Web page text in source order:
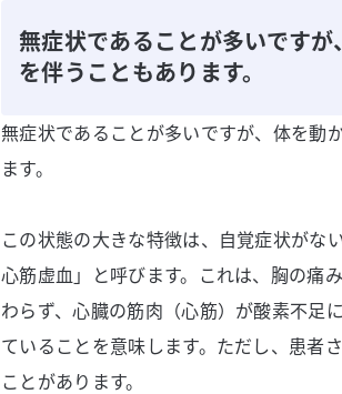
無症状であることが多いです
を伴うこともあります。
無症状であることが多いですが、体を動
ます。
この状態の大きな特徴は、自覚症状がな
心筋虚血」と呼びます。これは、胸の痛
わらず、心臓の筋肉（心筋）が酸素不足
ていることを意味します。ただし、患者
ことがあります。